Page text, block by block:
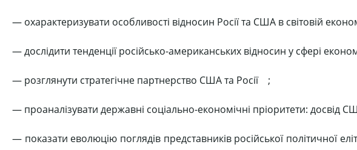
— охарактеризувати особливості відносин Росії та США в світовій
— дослідити тенденції російсько-американських відносин у сфері
— розглянути стратегічне партнерство США та Росії ;
— проаналізувати державні соціально-економічні пріоритети: досвід
— показати еволюцію поглядів представників російської політичної